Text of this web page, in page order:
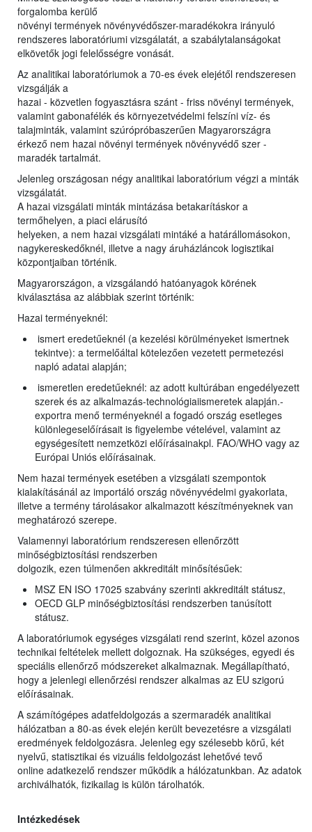
forgalomba kerülő
növényi termények növényvédőszer-maradékokra irányuló
rendszeres laboratóriumi vizsgálatát, a szabálytalanságokat
elkövetők jogi felelősségre vonását.
Az analitikai laboratóriumok a 70-es évek elejétől rendszeresen
vizsgálják a
hazai - közvetlen fogyasztásra szánt - friss növényi termények,
valamint gabonafélék és környezetvédelmi felszíni víz- és
talajminták, valamint szúrópróbaszerűen Magyarországra
érkező nem hazai növényi termények növényvédő szer -
maradék tartalmát.
Jelenleg országosan négy analitikai laboratórium végzi a minták
vizsgálatát.
A hazai vizsgálati minták mintázása betakarításkor a
termőhelyen, a piaci elárusító
helyeken, a nem hazai vizsgálati mintáké a határállomásokon,
nagykereskedőknél, illetve a nagy áruházláncok logisztikai
központjaiban történik.
Magyarországon, a vizsgálandó hatóanyagok körének
kiválasztása az alábbiak szerint történik:
Hazai terményeknél:
ismert eredetűeknél (a kezelési körülményeket ismertnek
tekintve): a termelőáltal kötelezően vezetett permetezési
napló adatai alapján;
ismeretlen eredetűeknél: az adott kultúrában engedélyezett
szerek és az alkalmazás-technológiaiismeretek alapján.-
exportra menő terményeknél a fogadó ország esetleges
különlegeselőírásait is figyelembe vételével, valamint az
egységesített nemzetközi előírásainakpl. FAO/WHO vagy az
Európai Uniós előírásainak.
Nem hazai termények esetében a vizsgálati szempontok
kialakításánál az importáló ország növényvédelmi gyakorlata,
illetve a termény tárolásakor alkalmazott készítményeknek van
meghatározó szerepe.
Valamennyi laboratórium rendszeresen ellenőrzött
minőségbiztosítási rendszerben
dolgozik, ezen túlmenően akkreditált minősítésűek:
MSZ EN ISO 17025 szabvány szerinti akkreditált státusz,
OECD GLP minőségbiztosítási rendszerben tanúsított
státusz.
A laboratóriumok egységes vizsgálati rend szerint, közel azonos
technikai feltételek mellett dolgoznak. Ha szükséges, egyedi és
speciális ellenőrző módszereket alkalmaznak. Megállapítható,
hogy a jelenlegi ellenőrzési rendszer alkalmas az EU szigorú
előírásainak.
A számítógépes adatfeldolgozás a szermaradék analitikai
hálózatban a 80-as évek elején került bevezetésre a vizsgálati
eredmények feldolgozásra. Jelenleg egy szélesebb körű, két
nyelvű, statisztikai és vizuális feldolgozást lehetővé tevő
online adatkezelő rendszer működik a hálózatunkban. Az adatok
archiválhatók, fizikailag is külön tárolhatók.
Intézkedések